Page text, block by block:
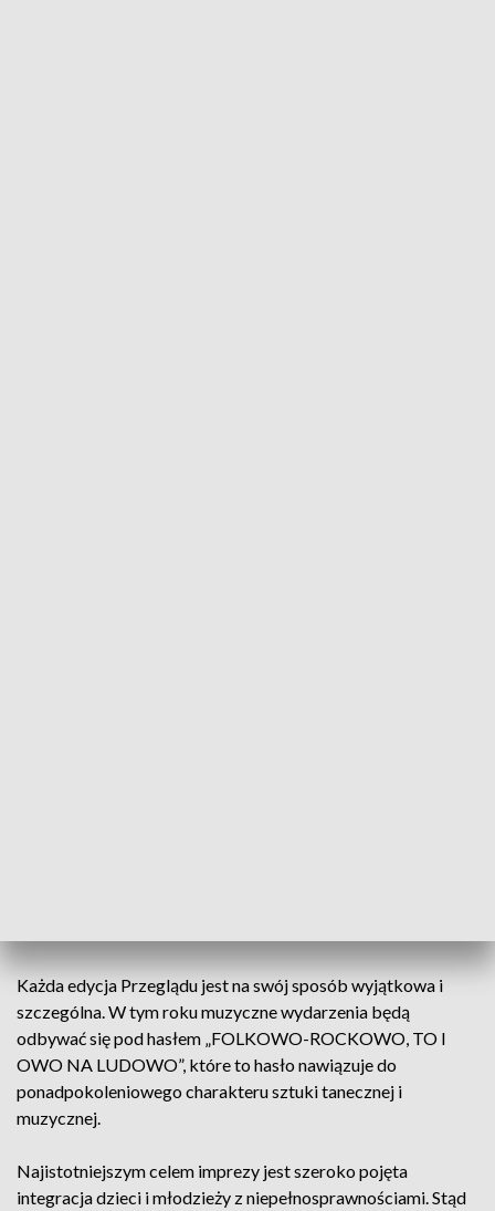
Każda edycja Przeglądu jest na swój sposób wyjątkowa i
szczególna. W tym roku muzyczne wydarzenia będą
odbywać się pod hasłem „FOLKOWO-ROCKOWO, TO I
OWO NA LUDOWO”, które to hasło nawiązuje do
ponadpokoleniowego charakteru sztuki tanecznej i
muzycznej.
Najistotniejszym celem imprezy jest szeroko pojęta
integracja dzieci i młodzieży z niepełnosprawnościami. Stąd